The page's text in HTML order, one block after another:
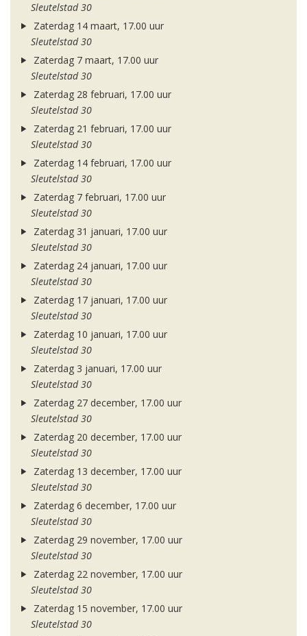
Sleutelstad 30
Zaterdag 14 maart, 17.00 uur
Sleutelstad 30
Zaterdag 7 maart, 17.00 uur
Sleutelstad 30
Zaterdag 28 februari, 17.00 uur
Sleutelstad 30
Zaterdag 21 februari, 17.00 uur
Sleutelstad 30
Zaterdag 14 februari, 17.00 uur
Sleutelstad 30
Zaterdag 7 februari, 17.00 uur
Sleutelstad 30
Zaterdag 31 januari, 17.00 uur
Sleutelstad 30
Zaterdag 24 januari, 17.00 uur
Sleutelstad 30
Zaterdag 17 januari, 17.00 uur
Sleutelstad 30
Zaterdag 10 januari, 17.00 uur
Sleutelstad 30
Zaterdag 3 januari, 17.00 uur
Sleutelstad 30
Zaterdag 27 december, 17.00 uur
Sleutelstad 30
Zaterdag 20 december, 17.00 uur
Sleutelstad 30
Zaterdag 13 december, 17.00 uur
Sleutelstad 30
Zaterdag 6 december, 17.00 uur
Sleutelstad 30
Zaterdag 29 november, 17.00 uur
Sleutelstad 30
Zaterdag 22 november, 17.00 uur
Sleutelstad 30
Zaterdag 15 november, 17.00 uur
Sleutelstad 30